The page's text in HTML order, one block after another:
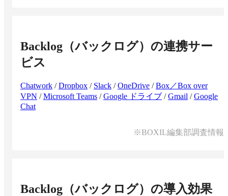
Backlog（バックログ） の連携サー
ビス
Chatwork /Dropbox / Slack /OneDrive /Box／Box over
VPN /Microsoft Teams /Google ドライブ /Gmail /Google
Chat
※BOXIL編集部調査情報
Backlog（バックログ） の導入効果